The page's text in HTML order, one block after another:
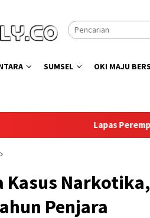
SUMSEL OKI MAJU
Perempuan Palembang Gelar
Kasus
Penjara